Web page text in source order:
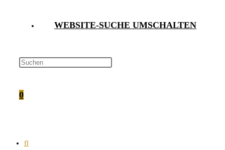
WEBSITE-SUCHE UMSCHALTEN
0
fl